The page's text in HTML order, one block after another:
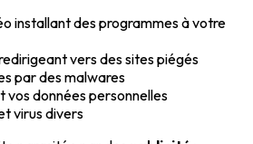
installant des programmes à votre
vers des sites piégés
par des malwares
vos données personnelles
virus divers